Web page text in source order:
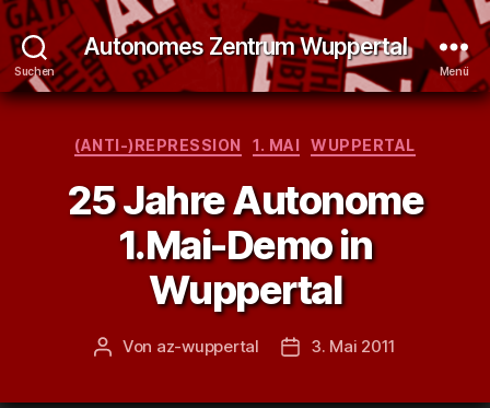
Suchen
Autonomes Zentrum Wuppertal
Menü
Kategorien
(ANTI-)REPRESSION 1. MAI WUPPERTAL
25 Jahre Autonome
1.Mai-Demo in
Wuppertal
Beitragsautor
Von az-wuppertal Veröffentlichungsdatum
3. Mai 2011